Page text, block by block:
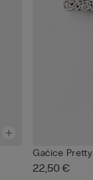
Gaćice
22,50 €